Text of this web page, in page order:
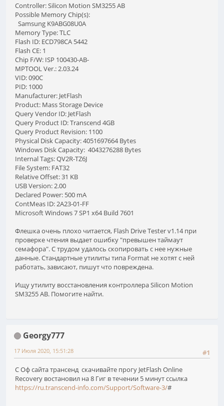
Controller: Silicon Motion SM3255 AB
Possible Memory Chip(s):
Samsung K9ABG08U0A
Memory Type: TLC
Flash ID: ECD798CA 5442
Flash CE: 1
Chip F/W: ISP 100430-AB-
MPTOOL Ver.: 2.03.24
VID: 090C
PID: 1000
Manufacturer: JetFlash
Product: Mass Storage Device
Query Vendor ID: JetFlash
Query Product ID: Transcend 4GB
Query Product Revision: 1100
Physical Disk Capacity: 4051697664 Bytes
Windows Disk Capacity: 4043276288 Bytes
Internal Tags: QV2R-TZ6J
File System: FAT32
Relative Offset: 31 KB
USB Version: 2.00
Declared Power: 500 mA
ContMeas ID: 2A23-01-FF
Microsoft Windows 7 SP1 x64 Build 7601
Флешка очень плохо читается, Flash Drive Tester v1.14 при
проверке чтения выдает ошибку "превышен таймаут
семафора". С трудом удалось скопировать с нее нужные
данные. Стандартные утилиты типа Format не хотят с ней
работать, зависают, пишут что повреждена.
Ищу утилиту восстановления контроллера Silicon Motion
SM3255 AB. Помогите найти.
Georgy777
#1
17 Июля 2020, 15:51:28
С Оф сайта трансенд скачивайте прогу JetFlash Online
Recovery востановил на 8 Гиг в течении 5 минут ссылка
https://ru.transcend-info.com/Support/Software-3/#